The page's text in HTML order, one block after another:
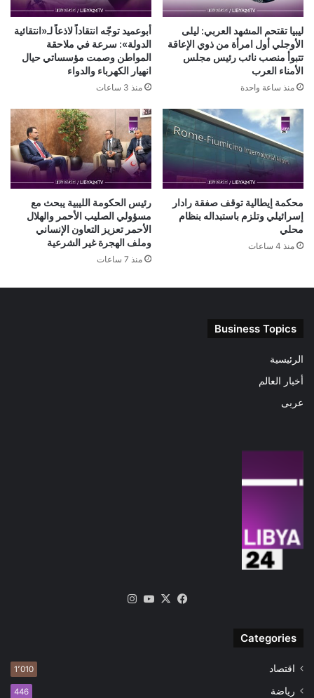
ليبيا تقتحم المشهد العربي: ليلى
الأوجلي أول امرأة من ذوي الإعاقة
تتبوأ منصب نائب رئيس مجلس
الأمناء العرب
منذ ساعة واحدة
أبوعميد توجّه انتقاداً لاذعاً لـ«انتقائية
الدولة»: سرعة في ملاحقة
المواطن وصمت مؤسساتي حيال
انهيار الكهرباء والدواء
منذ 3 ساعات
محكمة إيطالية توقف صفقة رادار
إسرائيلي وتلزم باستبداله بنظام
محلي
منذ 4 ساعات
رئيس الحكومة الليبية يبحث مع
مسؤولي الصليب الأحمر والهلال
الأحمر تعزيز التعاون الإنساني
وملف الهجرة غير الشرعية
منذ 7 ساعات
Business Topics
الرئيسية
أخبار العالم
عربى
فيسبوك
‫X
‫YouTube
Categories
اقتصاد 1٬010
رياضة 446